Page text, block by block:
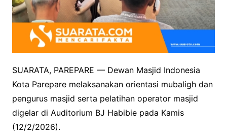
SUARATA, PAREPARE — Dewan Masjid Indonesia
Kota Parepare melaksanakan orientasi mubaligh dan
pengurus masjid serta pelatihan operator masjid
digelar di Auditorium BJ Habibie pada Kamis
(12/2/2026).